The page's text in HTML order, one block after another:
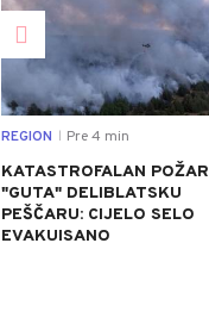
REGION Pre 4 min
KATASTROFALAN POŽAR
"GUTA" DELIBLATSKU
PEŠČARU: CIJELO SELO
EVAKUISANO